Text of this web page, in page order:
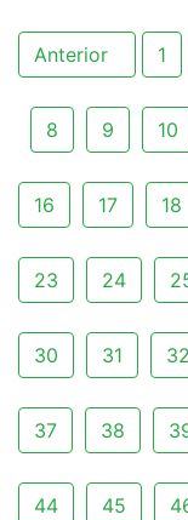
Anterior 1
8 9 10
16 17 18
23 24
30 31 32
37 38
44 45